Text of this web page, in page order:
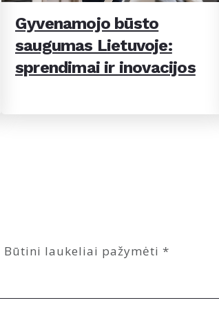
Gyvenamojo būsto
saugumas Lietuvoje:
sprendimai ir inovacijos
Būtini laukeliai pažymėti *